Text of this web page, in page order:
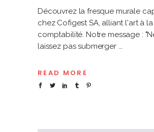
Découvrez la fresque murale
chez Cofigest SA, alliant l'art à la
comptabilité. Notre message :
laissez pas submerger
READ MORE